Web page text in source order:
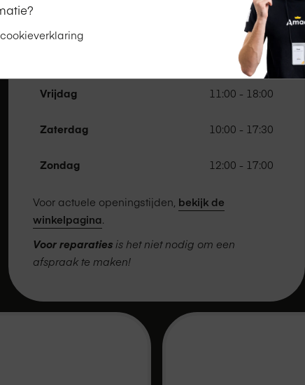
11:00 - 18:00
11:00 - 20:00
Vrijdag 11:00 - 18:00
Zaterdag 10:00 - 17:30
Zondag 12:00 - 17:00
Voor actuele openingstijden, bekijk de
winkelpagina.
Voor reparatiesis het niet nodig om een
afspraak te maken!